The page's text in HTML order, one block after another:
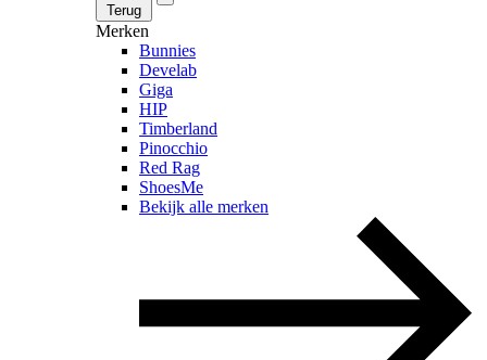
Terug
Merken
Bunnies
Develab
Giga
HIP
Timberland
Pinocchio
Red Rag
ShoesMe
Bekijk alle merken